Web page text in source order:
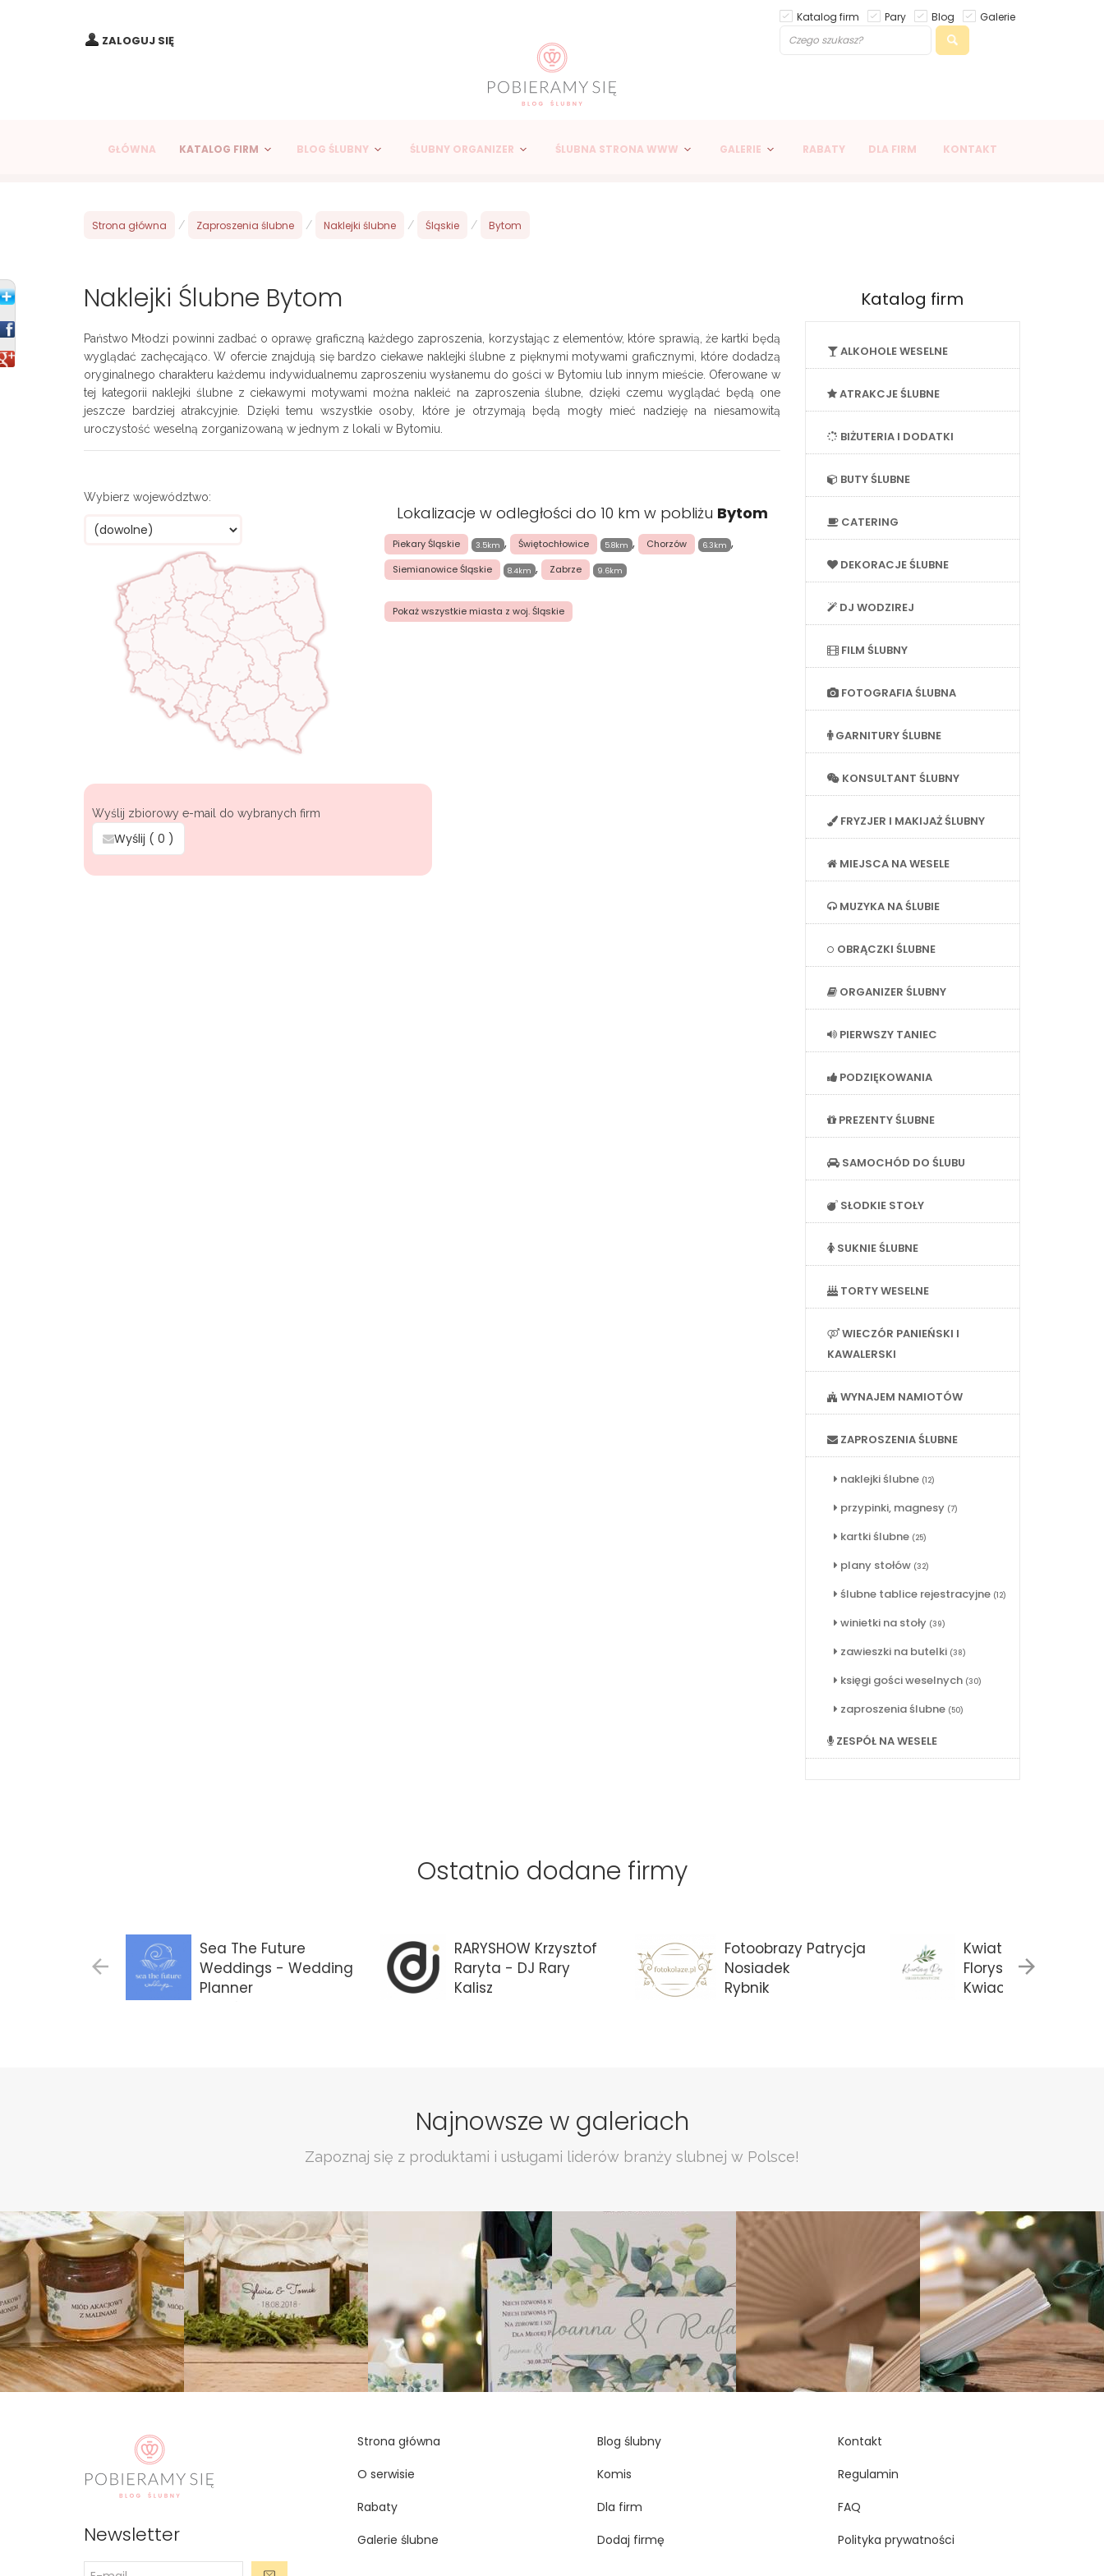
ZALOGUJ SIĘ
Katalog firm Pary Blog Galerie
GŁÓWNA KATALOG FIRM BLOG ŚLUBNY ŚLUBNY ORGANIZER ŚLUBNA STRONA WWW GALERIE RABATY DLA FIRM KONTAKT
Strona główna / Zaproszenia ślubne / Naklejki ślubne / Śląskie / Bytom
Naklejki Ślubne Bytom
Państwo Młodzi powinni zadbać o oprawę graficzną każdego zaproszenia, korzystając z elementów, które sprawią, że kartki będą
wyglądać zachęcająco. W ofercie znajdują się bardzo ciekawe naklejki ślubne z pięknymi motywami graficznymi, które dodadzą
oryginalnego charakteru każdemu indywidualnemu zaproszeniu wysłanemu do gości w Bytomiu lub innym mieście. Oferowane w
tej kategorii naklejki ślubne z ciekawymi motywami można nakleić na zaproszenia ślubne, dzięki czemu wyglądać będą one
jeszcze bardziej atrakcyjnie. Dzięki temu wszystkie osoby, które je otrzymają będą mogły mieć nadzieję na niesamowitą
uroczystość weselną zorganizowaną w jednym z lokali w Bytomiu.
Wybierz województwo:
Lokalizacje w odległości do 10 km w pobliżu Bytom
Piekary Śląskie 3.5km , Świętochłowice 5.8km , Chorzów 6.3km ,
Siemianowice Śląskie 8.4km , Zabrze 9.6km
Pokaż wszystkie miasta z woj. Śląskie
Wyślij zbiorowy e-mail do wybranych firm
Wyślij ( 0 )
Katalog firm
ALKOHOLE WESELNE
ATRAKCJE ŚLUBNE
BIŻUTERIA I DODATKI
BUTY ŚLUBNE
CATERING
DEKORACJE ŚLUBNE
DJ WODZIREJ
FILM ŚLUBNY
FOTOGRAFIA ŚLUBNA
GARNITURY ŚLUBNE
KONSULTANT ŚLUBNY
FRYZJER I MAKIJAŻ ŚLUBNY
MIEJSCA NA WESELE
MUZYKA NA ŚLUBIE
OBRĄCZKI ŚLUBNE
ORGANIZER ŚLUBNY
PIERWSZY TANIEC
PODZIĘKOWANIA
PREZENTY ŚLUBNE
SAMOCHÓD DO ŚLUBU
SŁODKIE STOŁY
SUKNIE ŚLUBNE
TORTY WESELNE
WIECZÓR PANIEŃSKI I
KAWALERSKI
WYNAJEM NAMIOTÓW
ZAPROSZENIA ŚLUBNE
naklejki ślubne (12)
przypinki, magnesy (7)
kartki ślubne (25)
plany stołów (32)
ślubne tablice rejestracyjne (12)
winietki na stoły (39)
zawieszki na butelki (38)
księgi gości weselnych (30)
zaproszenia ślubne (50)
ZESPÓŁ NA WESELE
Ostatnio dodane firmy
Sea The Future
Weddings - Wedding
Planner
RARYSHOW Krzysztof
Raryta - DJ Rary
Kalisz
Fotoobrazy Patrycja
Nosiadek
Rybnik
Kwiatowy Raj Usługi
Florystyczne
Kwiaciarnia Suwalki
Najnowsze w galeriach
Zapoznaj się z produktami i usługami liderów branży slubnej w Polsce!
Newsletter
Strona główna
O serwisie
Rabaty
Galerie ślubne
Blog ślubny
Komis
Dla firm
Dodaj firmę
Kontakt
Regulamin
FAQ
Polityka prywatności